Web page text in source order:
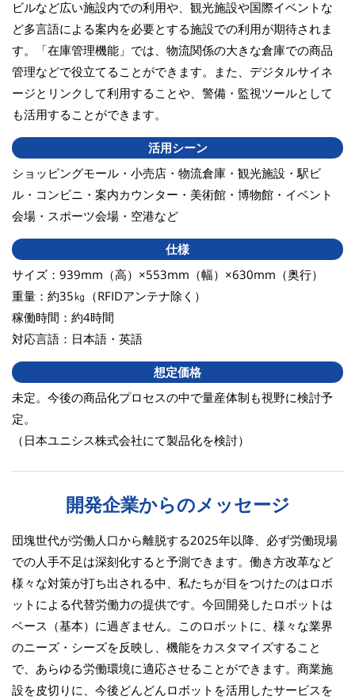
ビルなど広い施設内での利用や、観光施設や国際イベントな
ど多言語による案内を必要とする施設での利用が期待されま
す。「在庫管理機能」では、物流関係の大きな倉庫での商品
管理などで役立てることができます。また、デジタルサイネ
ージとリンクして利用することや、警備・監視ツールとして
も活用することができます。
活用シーン
ショッピングモール・小売店・物流倉庫・観光施設・駅ビ
ル・コンビニ・案内カウンター・美術館・博物館・イベント
会場・スポーツ会場・空港など
仕様
サイズ：939mm（高）×553mm（幅）×630mm（奥行）
重量：約35㎏（RFIDアンテナ除く）
稼働時間：約4時間
対応言語：日本語・英語
想定価格
未定。今後の商品化プロセスの中で量産体制も視野に検討予
定。
（日本ユニシス株式会社にて製品化を検討）
開発企業からのメッセージ
団塊世代が労働人口から離脱する2025年以降、必ず労働現場
での人手不足は深刻化すると予測できます。働き方改革など
様々な対策が打ち出される中、私たちが目をつけたのはロボ
ットによる代替労働力の提供です。今回開発したロボットは
ベース（基本）に過ぎません。このロボットに、様々な業界
のニーズ・シーズを反映し、機能をカスタマイズすること
で、あらゆる労働環境に適応させることができます。商業施
設を皮切りに、今後どんどんロボットを活用したサービスを